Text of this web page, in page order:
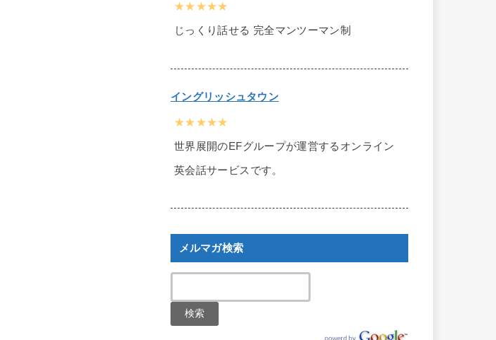
★★★★★
じっくり話せる 完全マンツーマン制
イングリッシュタウン
★★★★★
世界展開のEFグループが運営するオンライン
英会話サービスです。
メルマガ検索